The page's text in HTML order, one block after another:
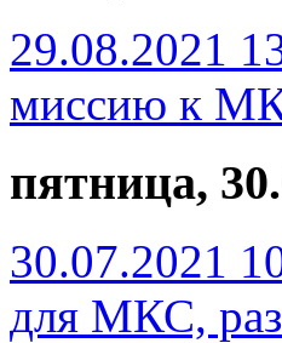
29.08.2021
миссию к
пятница,
30.07.2021
для МКС,